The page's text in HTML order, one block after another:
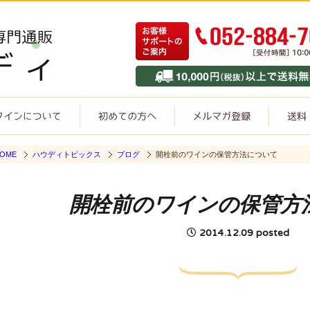
ハウディトピックス ブログ 開栓前のワインの保管方法について
開栓前のワインの保管方
2014.12.09 posted